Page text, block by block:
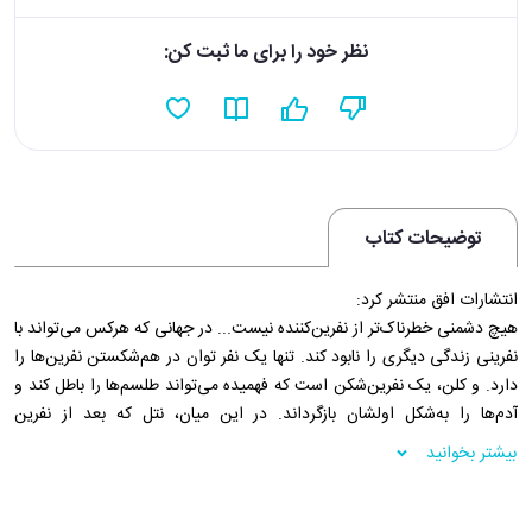
نظر خود را برای ما ثبت کن:
توضیحات کتاب
انتشارات افق منتشر کرد:
هیچ دشمنی خطرناک‌تر از نفرین‌کننده نیست... در جهانی که هرکس می‌تواند با
نفرینی زندگی دیگری را نابود کند. تنها یک نفر توان در هم‌شکستن نفرین‌ها را
دارد. و کلن، یک نفرین‌شکن است که فهمیده می‌تواند طلسم‌ها را باطل کند و
آدم‌ها را به‌شکل اولشان بازگرداند. در این میان، نتل که بعد از نفرین
نامادری‌اش به‌شکل حواصیل درآمده. با کمک کلن از طلسم رها می‌شود. اکنون
آن دو با هم در وحشستان سفر می‌کنند و با شکستن طلسم‌ها به کمک
بیشتر بخوانید